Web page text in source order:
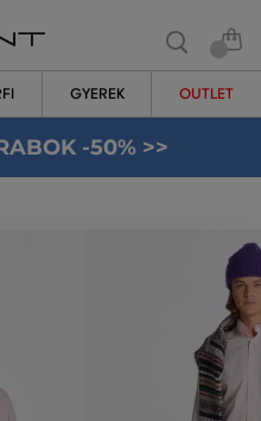
GYEREK OUTLET
-50% >>